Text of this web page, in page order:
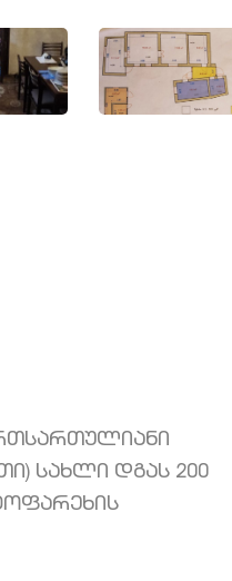
სახლი დგას 200